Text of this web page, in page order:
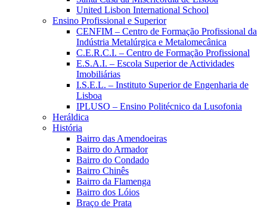
United Lisbon International School
Ensino Profissional e Superior
CENFIM – Centro de Formação Profissional da
Indústria Metalúrgica e Metalomecânica
C.E.R.C.I. – Centro de Formação Profissional
E.S.A.I. – Escola Superior de Actividades
Imobiliárias
I.S.E.L. – Instituto Superior de Engenharia de
Lisboa
IPLUSO – Ensino Politécnico da Lusofonia
Heráldica
História
Bairro das Amendoeiras
Bairro do Armador
Bairro do Condado
Bairro Chinês
Bairro da Flamenga
Bairro dos Lóios
Braço de Prata